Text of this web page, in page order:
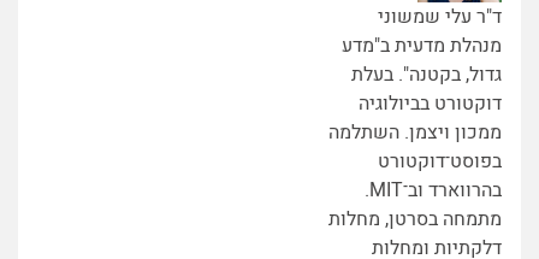
ד"ר עלי שמשוני
מנהלת מדעית ב"מדע
גדול, בקטנה". בעלת
דוקטורט בביולוגיה
ממכון ויצמן. השתלמה
בפוסט־דוקטורט
בהרווארד וב־MIT.
מתמחה בסרטן, מחלות
דלקתיות ומחלות